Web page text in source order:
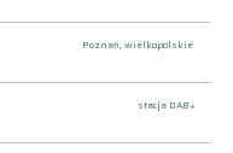
Poznań, wielkopolskie
stacja DAB+